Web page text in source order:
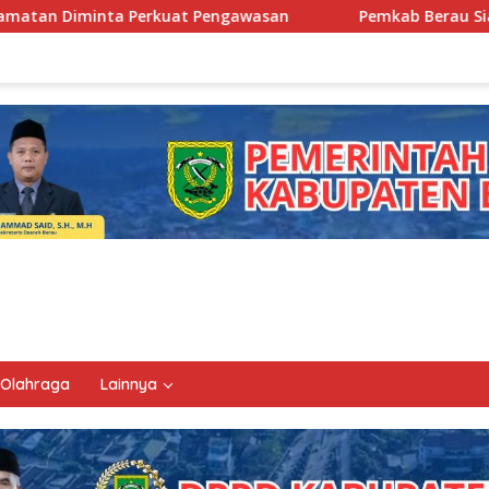
Pemkab Berau Siapkan Regenerasi Pejabat,
Olahraga Lainnya